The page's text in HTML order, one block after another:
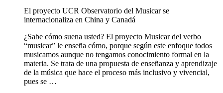
El proyecto UCR Observatorio del Musicar se
internacionaliza en China y Canadá
¿Sabe cómo suena usted? El proyecto Musicar del verbo
“musicar” le enseña cómo, porque según este enfoque todos
musicamos aunque no tengamos conocimiento formal en la
materia. Se trata de una propuesta de enseñanza y aprendizaje
de la música que hace el proceso más inclusivo y vivencial,
pues se …